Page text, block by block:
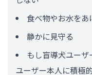
食べ物やお水をあ
静かに見守る
もし盲導犬ユーザ
ユーザー本人に積極